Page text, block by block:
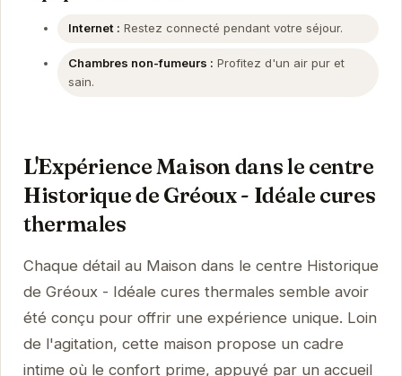
Internet : Restez connecté pendant votre séjour.
Chambres non-fumeurs : Profitez d'un air pur et
sain.
L'Expérience Maison dans le centre
Historique de Gréoux - Idéale cures
thermales
Chaque détail au Maison dans le centre Historique
de Gréoux - Idéale cures thermales semble avoir
été conçu pour offrir une expérience unique. Loin
de l'agitation, cette maison propose un cadre
intime où le confort prime, appuyé par un accueil